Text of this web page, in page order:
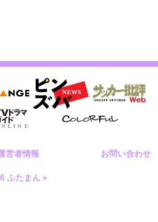
営者情報 お問い合わせ
ふたまん＋